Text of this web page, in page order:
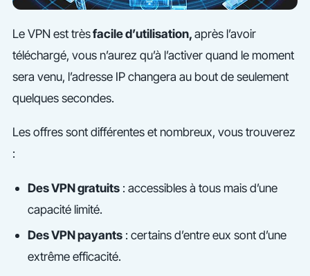
Le VPN est trèsfacile d’utilisation,après l’avoir
téléchargé, vous n’aurez qu’à l’activer quand le moment
sera venu, l’adresse IP changera au bout de seulement
quelques secondes.
Les offres sont différentes et nombreux, vous trouverez
:
Des VPN gratuits : accessibles à tous mais d’une
capacité limité.
Des VPN payants : certains d’entre eux sont d’une
extrême efficacité.